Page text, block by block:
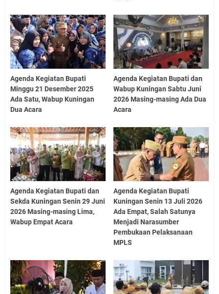
Agenda Kegiatan Bupati
Minggu 21 Desember 2025
Ada Satu, Wabup Kuningan
Dua Acara
Agenda Kegiatan Bupati dan
Wabup Kuningan Sabtu Juni
2026 Masing-masing Ada Dua
Acara
Agenda Kegiatan Bupati dan
Sekda Kuningan Senin 29 Juni
2026 Masing-masing Lima,
Wabup Empat Acara
Agenda Kegiatan Bupati
Kuningan Senin 13 Juli 2026
Ada Empat, Salah Satunya
Menjadi Narasumber
Pembukaan Pelaksanaan
MPLS